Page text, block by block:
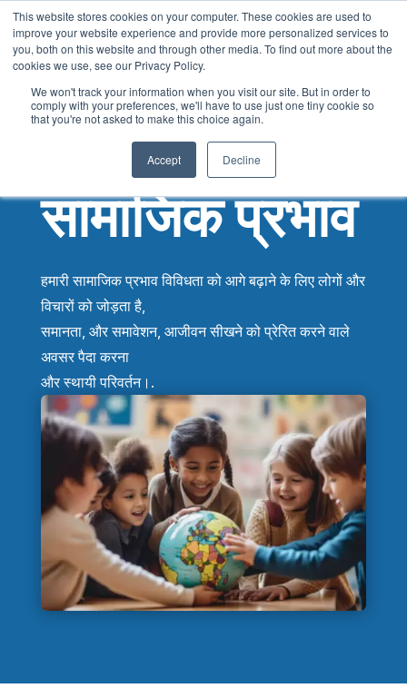
This website stores cookies on your computer. These cookies are used to
improve your website experience and provide more personalized services to
you, both on this website and through other media. To find out more about the
cookies we use, see our Privacy Policy.
We won't track your information when you visit our site. But in order to
comply with your preferences, we'll have to use just one tiny cookie so
that you're not asked to make this choice again.
Accept Decline
सामाजिक प्रभाव
हमारी सामाजिक प्रभाव विविधता को आगे बढ़ाने के लिए लोगों और
विचारों को जोड़ता है,
समानता, और समावेशन, आजीवन सीखने को प्रेरित करने वाले
अवसर पैदा करना
और स्थायी परिवर्तन।.
Hindi
English
Spanish
Arabic
Tagalog
Italian